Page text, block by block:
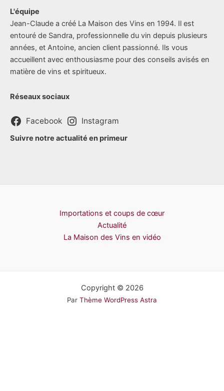
L'équipe
Jean-Claude a créé La Maison des Vins en 1994. Il est
entouré de Sandra, professionnelle du vin depuis plusieurs
années, et Antoine, ancien client passionné. Ils vous
accueillent avec enthousiasme pour des conseils avisés en
matière de vins et spiritueux.
Réseaux sociaux
Facebook Instagram
Suivre notre actualité en primeur
Importations et coups de cœur
Actualité
La Maison des Vins en vidéo
Copyright © 2026
Par Thème WordPress Astra